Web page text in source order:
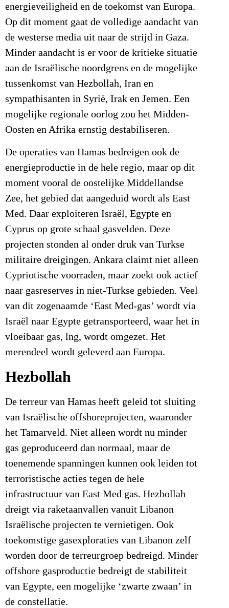
energieveiligheid en de toekomst van Europa.
Op dit moment gaat de volledige aandacht van
de westerse media uit naar de strijd in Gaza.
Minder aandacht is er voor de kritieke situatie
aan de Israëlische noordgrens en de mogelijke
tussenkomst van Hezbollah, Iran en
sympathisanten in Syrië, Irak en Jemen. Een
mogelijke regionale oorlog zou het Midden-
Oosten en Afrika ernstig destabiliseren.
De operaties van Hamas bedreigen ook de
energieproductie in de hele regio, maar op dit
moment vooral de oostelijke Middellandse
Zee, het gebied dat aangeduid wordt als East
Med. Daar exploiteren Israël, Egypte en
Cyprus op grote schaal gasvelden. Deze
projecten stonden al onder druk van Turkse
militaire dreigingen. Ankara claimt niet alleen
Cypriotische voorraden, maar zoekt ook actief
naar gasreserves in niet-Turkse gebieden. Veel
van dit zogenaamde ‘East Med-gas’ wordt via
Israël naar Egypte getransporteerd, waar het in
vloeibaar gas, lng, wordt omgezet. Het
merendeel wordt geleverd aan Europa.
Hezbollah
De terreur van Hamas heeft geleid tot sluiting
van Israëlische offshoreprojecten, waaronder
het Tamarveld. Niet alleen wordt nu minder
gas geproduceerd dan normaal, maar de
toenemende spanningen kunnen ook leiden tot
terroristische acties tegen de hele
infrastructuur van East Med gas. Hezbollah
dreigt via raketaanvallen vanuit Libanon
Israëlische projecten te vernietigen. Ook
toekomstige gasexploraties van Libanon zelf
worden door de terreurgroep bedreigd. Minder
offshore gasproductie bedreigt de stabiliteit
van Egypte, een mogelijke ‘zwarte zwaan’ in
de constellatie.